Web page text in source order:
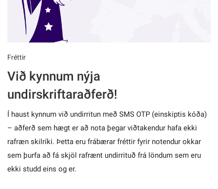
Fréttir
Við kynnum nýja
undirskriftaraðferð!
Í haust kynnum við undirritun með SMS OTP (einskiptis kóða)
– aðferð sem hægt er að nota þegar viðtakendur hafa ekki
rafræn skilríki. Þetta eru frábærar fréttir fyrir notendur okkar
sem þurfa að fá skjöl rafrænt undirrituð frá löndum sem eru
ekki studd eins og er.